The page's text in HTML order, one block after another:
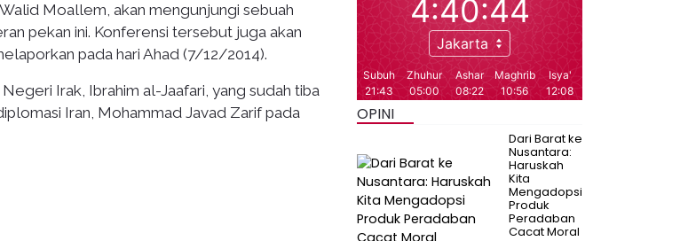
Moallem, akan mengunjungi sebuah
pekan ini. Konferensi tersebut juga akan
pada hari Ahad (7/12/2014).
Irak, Ibrahim al-Jaafari, yang sudah tiba
Iran, Mohammad Javad Zarif pada
OPINI
Dari Barat ke
Nusantara:
Haruskah
Kita
Mengadopsi
Produk
Peradaban
Cacat Moral